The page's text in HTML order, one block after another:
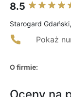
8.5
Starogard
Pokaż
O firmie: